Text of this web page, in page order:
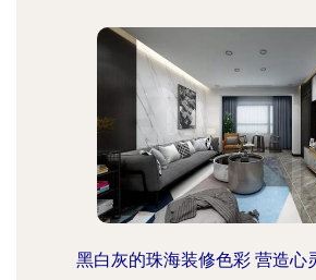
黑白灰的珠海装修色彩 营造心